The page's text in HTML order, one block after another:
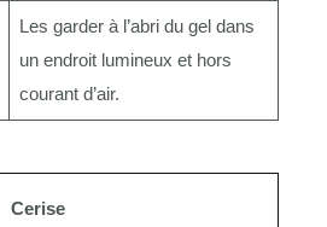
Les garder à l’abri du gel dans
un endroit lumineux et hors
courant d’air.
Cerise